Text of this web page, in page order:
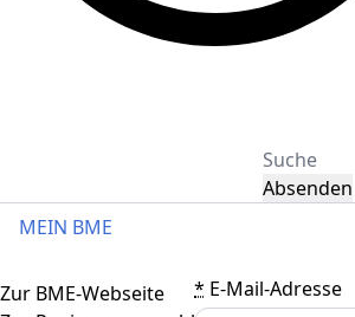
Absenden
MEIN BME
* E-Mail-Adresse
Toggle navigation
Zur BME-Webseite